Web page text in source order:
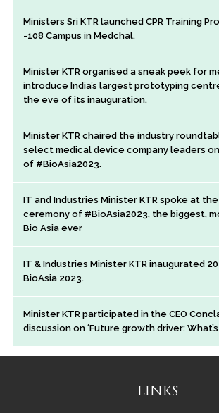
Ministers Sri KTR launched CPR Training
-108 Campus in Medchal.
Minister KTR organised a sneak peek for
introduce India’s largest prototyping
the eve of its inauguration.
Minister KTR chaired the industry
select medical device company leaders
of #BioAsia2023.
IT and Industries Minister KTR spoke at
ceremony of #BioAsia2023, the biggest,
Bio Asia ever
IT & Industries Minister KTR inaugurated
BioAsia 2023.
Minister KTR participated in the CEO
discussion on ‘Future growth driver:
LINKS